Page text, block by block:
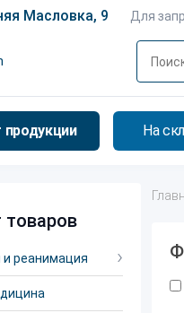
Масловка, 9 Для
продукции На
товаров
и реанимация